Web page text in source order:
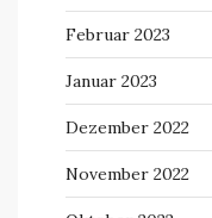
Februar 2023
Januar 2023
Dezember 2022
November 2022